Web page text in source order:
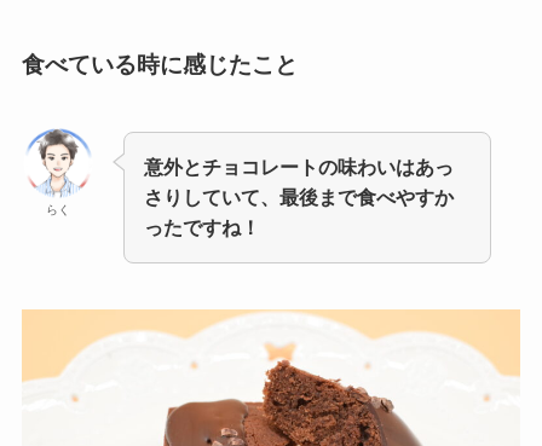
食べている時に感じたこと
らく
意外とチョコレートの味わいはあっ
さりしていて、最後まで食べやすか
ったですね！